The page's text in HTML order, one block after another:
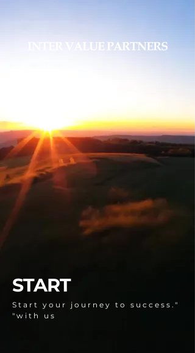
START
".Start your journey to success
with us"